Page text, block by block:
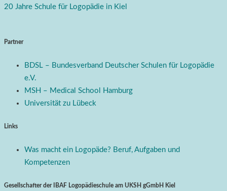
20 Jahre Schule für Logopädie in Kiel
Partner
BDSL – Bundesverband Deutscher Schulen für Logopädie
e.V.
MSH – Medical School Hamburg
Universität zu Lübeck
Links
Was macht ein Logopäde? Beruf, Aufgaben und
Kompetenzen
Gesellschafter der IBAF Logopädieschule am UKSH gGmbH Kiel